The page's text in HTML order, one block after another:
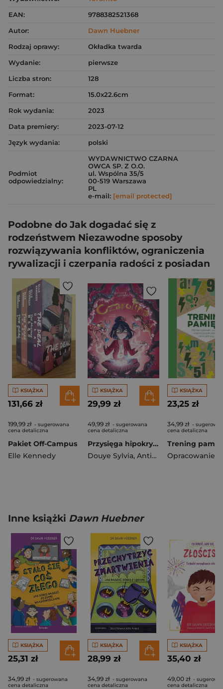
EAN:
9788382521368
Autor:
Dawn Huebner
Rodzaj oprawy:
Okładka twarda
Wydanie:
pierwsze
Liczba stron:
128
Format:
15.0x22.6cm
Rok wydania:
2023
Data premiery:
2023-07-12
Język wydania:
polski
Podmiot
odpowiedzialny:
WYDAWNICTWO CZARNA
OWCA SP. Z O.O.
ul. Wspólna 35/5
00-519 Warszawa
PL
e-mail: [email protected]
Podobne do Jak dogadać się z
rodzeństwem Niezawodne sposoby
rozwiązywania konfliktów, ograniczenia
rywalizacji i czerpania radości z posiadan
KSIĄŻKA
131,66 zł
199,99 zł - sugerowana
cena detaliczna
Pakiet Off-Campus
Elle Kennedy
KSIĄŻKA
29,99 zł
49,99 zł - sugerowana
cena detaliczna
Przysięga hipokrytki. Czarolina. Tom 7
Douye Sylvia, Antista Paola
KSIĄŻKA
23,25 zł
34,99 zł -
cena detaliczna
Inne książki Dawn Huebner
KSIĄŻKA
25,31 zł
34,99 zł - sugerowana
cena detaliczna
KSIĄŻKA
28,99 zł
34,99 zł - sugerowana
cena detaliczna
KSIĄŻKA
35,40 zł
49,00 zł -
cena detaliczna